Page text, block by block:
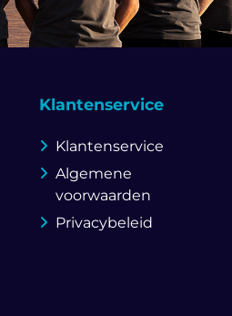
Klantenservice
Klantenservice
Algemene
voorwaarden
Privacybeleid